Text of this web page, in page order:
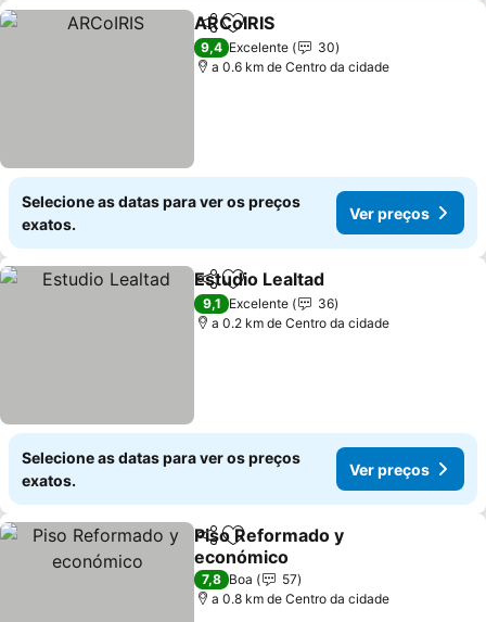
PartilharAdicionar aos favoritos
ARCoIRIS
9,4 Excelente
30
a 0.6 km de Centro da cidade
Selecione as datas para ver os preços
exatos.
Ver preços
PartilharAdicionar aos favoritos
Estudio Lealtad
9,1 Excelente
36
a 0.2 km de Centro da cidade
Selecione as datas para ver os preços
exatos.
Ver preços
PartilharAdicionar aos favoritos
Piso Reformado y
económico
Ver preços
7,8 Boa
57
a 0.8 km de Centro da cidade